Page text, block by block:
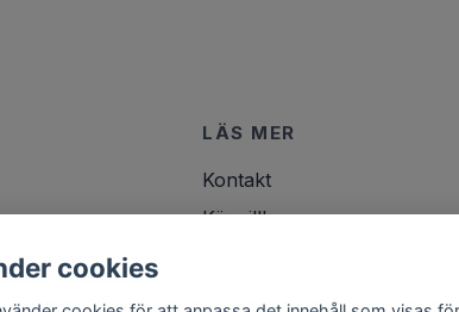
LÄS MER
Kontakt
Köpvillkor
cookies